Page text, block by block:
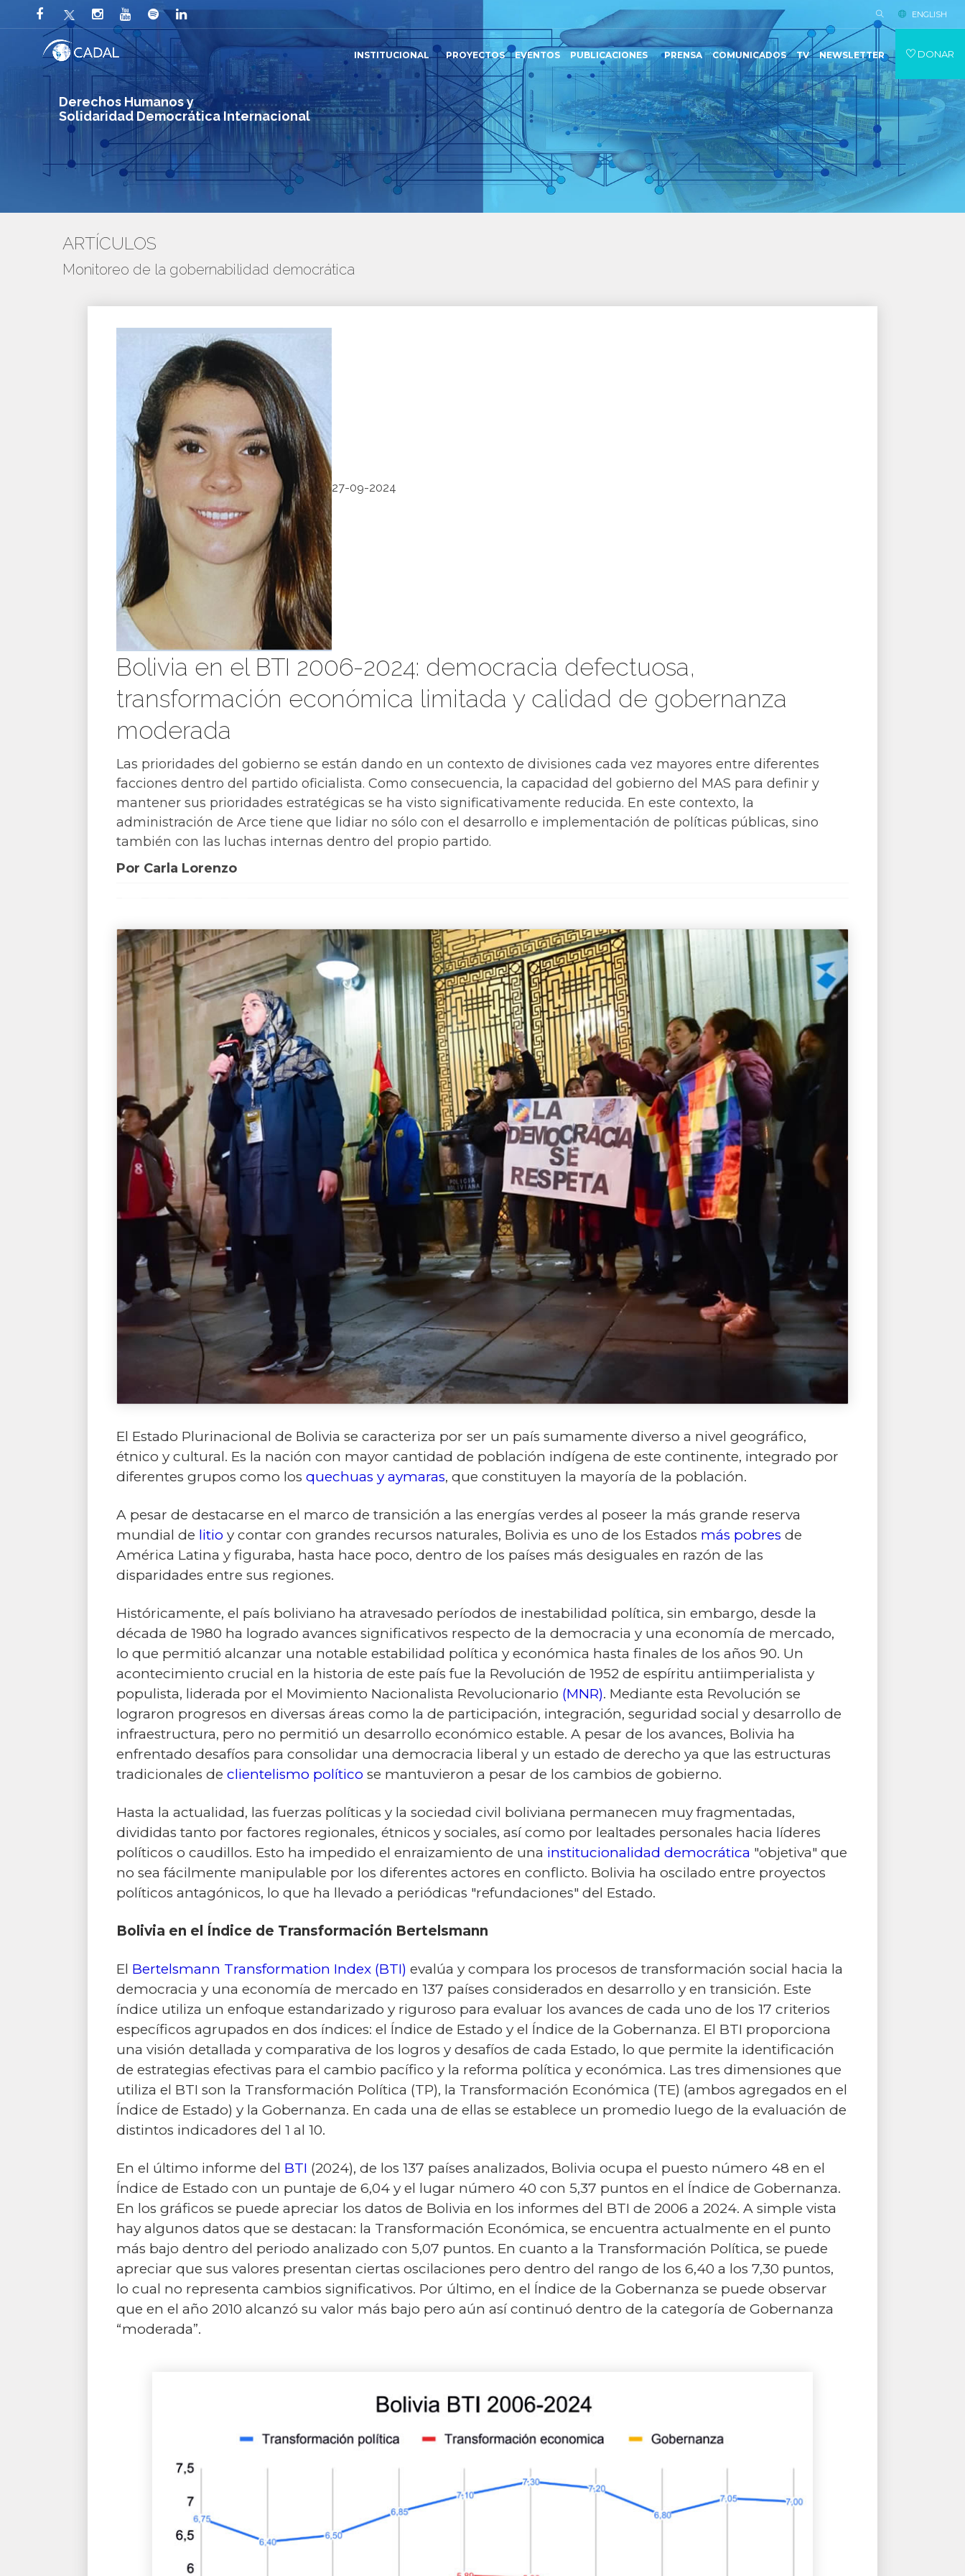
Derechos Humanos y
Solidaridad Democrática Internacional
ENGLISH
INSTITUCIONAL PROYECTOS EVENTOS PUBLICACIONES PRENSA COMUNICADOS TV NEWSLETTER DONAR
ARTÍCULOS
Monitoreo de la gobernabilidad democrática
27-09-2024
Bolivia en el BTI 2006-2024: democracia defectuosa,
transformación económica limitada y calidad de gobernanza
moderada
Las prioridades del gobierno se están dando en un contexto de divisiones cada vez mayores entre diferentes
facciones dentro del partido oficialista. Como consecuencia, la capacidad del gobierno del MAS para definir y
mantener sus prioridades estratégicas se ha visto significativamente reducida. En este contexto, la
administración de Arce tiene que lidiar no sólo con el desarrollo e implementación de políticas públicas, sino
también con las luchas internas dentro del propio partido.
Por Carla Lorenzo
El Estado Plurinacional de Bolivia se caracteriza por ser un país sumamente diverso a nivel geográfico,
étnico y cultural. Es la nación con mayor cantidad de población indígena de este continente, integrado por
diferentes grupos como los quechuas y aymaras, que constituyen la mayoría de la población.
A pesar de destacarse en el marco de transición a las energías verdes al poseer la más grande reserva
mundial de litio y contar con grandes recursos naturales, Bolivia es uno de los Estados más pobres de
América Latina y figuraba, hasta hace poco, dentro de los países más desiguales en razón de las
disparidades entre sus regiones.
Históricamente, el país boliviano ha atravesado períodos de inestabilidad política, sin embargo, desde la
década de 1980 ha logrado avances significativos respecto de la democracia y una economía de mercado,
lo que permitió alcanzar una notable estabilidad política y económica hasta finales de los años 90. Un
acontecimiento crucial en la historia de este país fue la Revolución de 1952 de espíritu antiimperialista y
populista, liderada por el Movimiento Nacionalista Revolucionario (MNR). Mediante esta Revolución se
lograron progresos en diversas áreas como la de participación, integración, seguridad social y desarrollo de
infraestructura, pero no permitió un desarrollo económico estable. A pesar de los avances, Bolivia ha
enfrentado desafíos para consolidar una democracia liberal y un estado de derecho ya que las estructuras
tradicionales de clientelismo político se mantuvieron a pesar de los cambios de gobierno.
Hasta la actualidad, las fuerzas políticas y la sociedad civil boliviana permanecen muy fragmentadas,
divididas tanto por factores regionales, étnicos y sociales, así como por lealtades personales hacia líderes
políticos o caudillos. Esto ha impedido el enraizamiento de una institucionalidad democrática "objetiva" que
no sea fácilmente manipulable por los diferentes actores en conflicto. Bolivia ha oscilado entre proyectos
políticos antagónicos, lo que ha llevado a periódicas "refundaciones" del Estado.
Bolivia en el Índice de Transformación Bertelsmann
El Bertelsmann Transformation Index (BTI) evalúa y compara los procesos de transformación social hacia la
democracia y una economía de mercado en 137 países considerados en desarrollo y en transición. Este
índice utiliza un enfoque estandarizado y riguroso para evaluar los avances de cada uno de los 17 criterios
específicos agrupados en dos índices: el Índice de Estado y el Índice de la Gobernanza. El BTI proporciona
una visión detallada y comparativa de los logros y desafíos de cada Estado, lo que permite la identificación
de estrategias efectivas para el cambio pacífico y la reforma política y económica. Las tres dimensiones que
utiliza el BTI son la Transformación Política (TP), la Transformación Económica (TE) (ambos agregados en el
Índice de Estado) y la Gobernanza. En cada una de ellas se establece un promedio luego de la evaluación de
distintos indicadores del 1 al 10.
En el último informe del BTI (2024), de los 137 países analizados, Bolivia ocupa el puesto número 48 en el
Índice de Estado con un puntaje de 6,04 y el lugar número 40 con 5,37 puntos en el Índice de Gobernanza.
En los gráficos se puede apreciar los datos de Bolivia en los informes del BTI de 2006 a 2024. A simple vista
hay algunos datos que se destacan: la Transformación Económica, se encuentra actualmente en el punto
más bajo dentro del periodo analizado con 5,07 puntos. En cuanto a la Transformación Política, se puede
apreciar que sus valores presentan ciertas oscilaciones pero dentro del rango de los 6,40 a los 7,30 puntos,
lo cual no representa cambios significativos. Por último, en el Índice de la Gobernanza se puede observar
que en el año 2010 alcanzó su valor más bajo pero aún así continuó dentro de la categoría de Gobernanza
“moderada”.